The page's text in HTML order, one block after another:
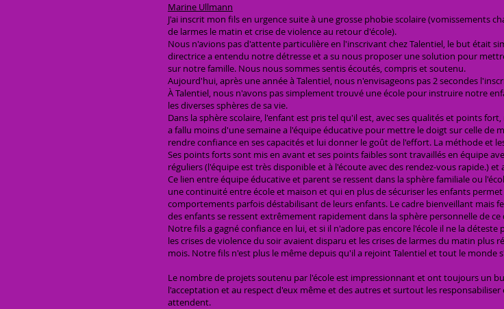
Marine Ullmann
J'ai inscrit mon fils en urgence suite à une grosse phobie scolaire (vomissements
de larmes le matin et crise de violence au retour d'école).
Nous n'avions pas d'attente particulière en l'inscrivant chez Talentiel, le but était
directrice a entendu notre détresse et a su nous proposer une solution pour
sur notre famille. Nous nous sommes sentis écoutés, compris et soutenu.
Aujourd'hui, après une année à Talentiel, nous n'envisageons pas 2 secondes
À Talentiel, nous n'avons pas simplement trouvé une école pour instruire notre
les diverses sphères de sa vie.
Dans la sphère scolaire, l'enfant est pris tel qu'il est, avec ses qualités et points
a fallu moins d'une semaine a l'équipe éducative pour mettre le doigt sur celle de
rendre confiance en ses capacités et lui donner le goût de l'effort. La méthode et
Ses points forts sont mis en avant et ses points faibles sont travaillés en équipe
réguliers (l'équipe est très disponible et à l'écoute avec des rendez-vous rapide.)
Ce lien entre équipe éducative et parent se ressent dans la sphère familiale ou
une continuité entre école et maison et qui en plus de sécuriser les enfants
comportements parfois déstabilisant de leurs enfants. Le cadre bienveillant mais
des enfants se ressent extrêmement rapidement dans la sphère personnelle de
Notre fils a gagné confiance en lui, et si il n'adore pas encore l'école il ne la
les crises de violence du soir avaient disparu et les crises de larmes du matin plus
mois. Notre fils n'est plus le même depuis qu'il a rejoint Talentiel et tout le monde
Le nombre de projets soutenu par l'école est impressionnant et ont toujours un
l'acceptation et au respect d'eux même et des autres et surtout les
attendent.